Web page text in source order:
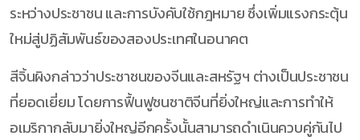
ระหว่างประชาชน และการบังคับใช้กฎหมาย ซึ่งเพิ่มแรงกระตุ้น
ใหม่สู่ปฏิสัมพันธ์ของสองประเทศในอนาคต
สีจิ้นผิงกล่าวว่าประชาชนของจีนและสหรัฐฯ ต่างเป็นประชาชน
ที่ยอดเยี่ยม โดยการฟื้นฟูชนชาติจีนที่ยิ่งใหญ่และการทำให้
อเมริกากลับมายิ่งใหญ่อีกครั้งนั้นสามารถดำเนินควบคู่กันไป